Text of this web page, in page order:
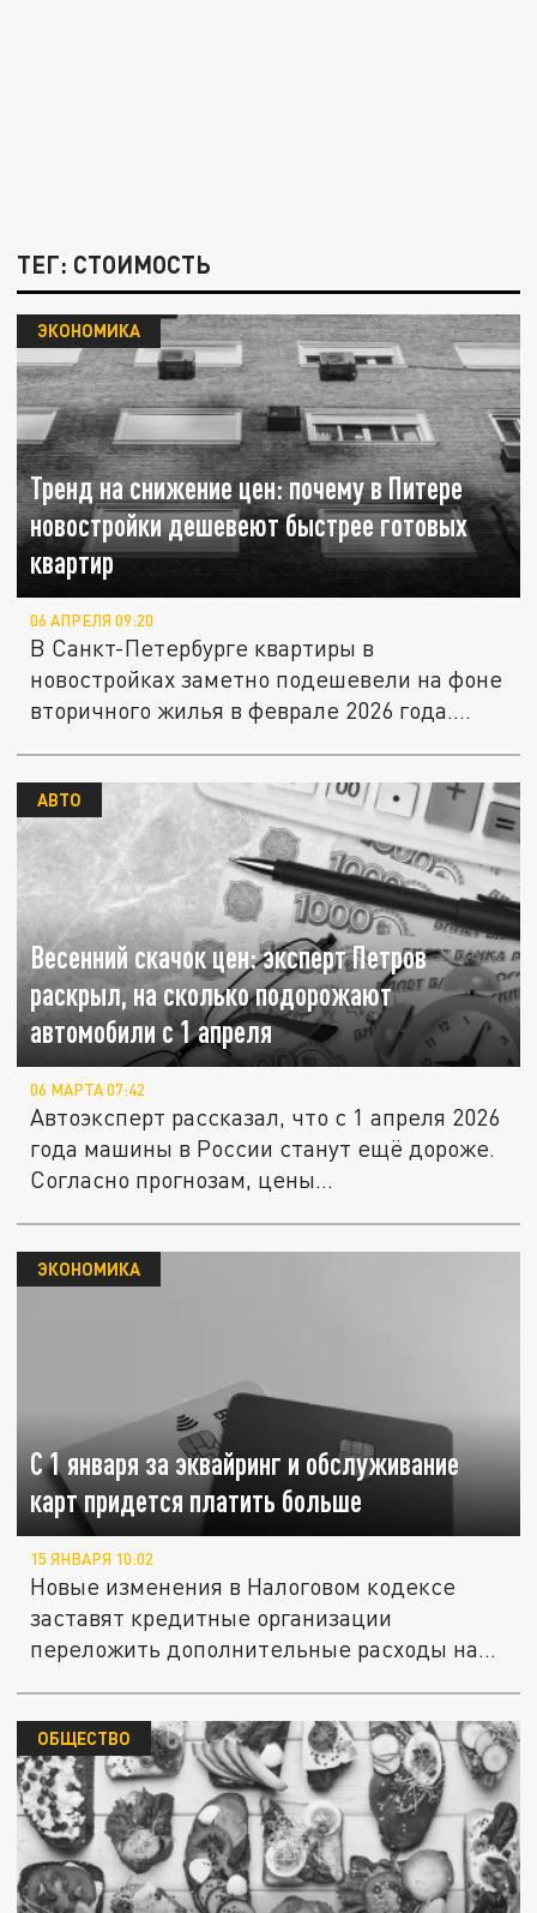
ТЕГ: СТОИМОСТЬ
Тренд на снижение цен: почему в Питере
новостройки дешевеют быстрее готовых
квартир
ЭКОНОМИКА
06 АПРЕЛЯ 09:20
В Санкт-Петербурге квартиры в
новостройках заметно подешевели на фоне
вторичного жилья в феврале 2026 года....
Весенний скачок цен: эксперт Петров
раскрыл, на сколько подорожают
автомобили с 1 апреля
АВТО
06 МАРТА 07:42
Автоэксперт рассказал, что с 1 апреля 2026
года машины в России станут ещё дороже.
Согласно прогнозам, цены...
С 1 января за эквайринг и обслуживание
карт придется платить больше
ЭКОНОМИКА
15 ЯНВАРЯ 10:02
Новые изменения в Налоговом кодексе
заставят кредитные организации
переложить дополнительные расходы на
ОБЩЕСТВО